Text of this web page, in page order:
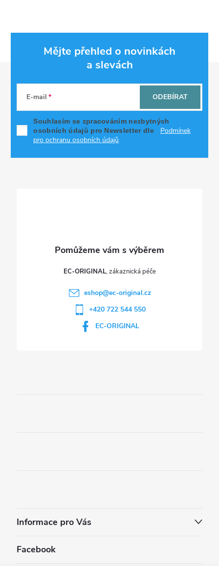
Mějte přehled o novinkách
a slevách
E-mail
Souhlasím se zpracováním nezbytných
osobních údajů pro Newsletter dle
Podmínek
pro ochranu osobních údajů
ODEBÍRAT
EC-ORIGINAL
eshop@ec-original.cz
+420 722 544 550
EC-ORIGINAL
Informace pro Vás
Facebook